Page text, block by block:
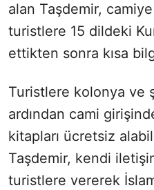
alan Taşdemir,
turistlere 15 dildeki
ettikten sonra kısa
Turistlere kolonya ve
ardından cami
kitapları ücretsiz
Taşdemir, kendi
turistlere vererek